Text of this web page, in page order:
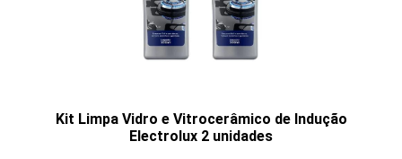
Kit Limpa Vidro e Vitrocerâmico de Indução
Electrolux 2 unidades